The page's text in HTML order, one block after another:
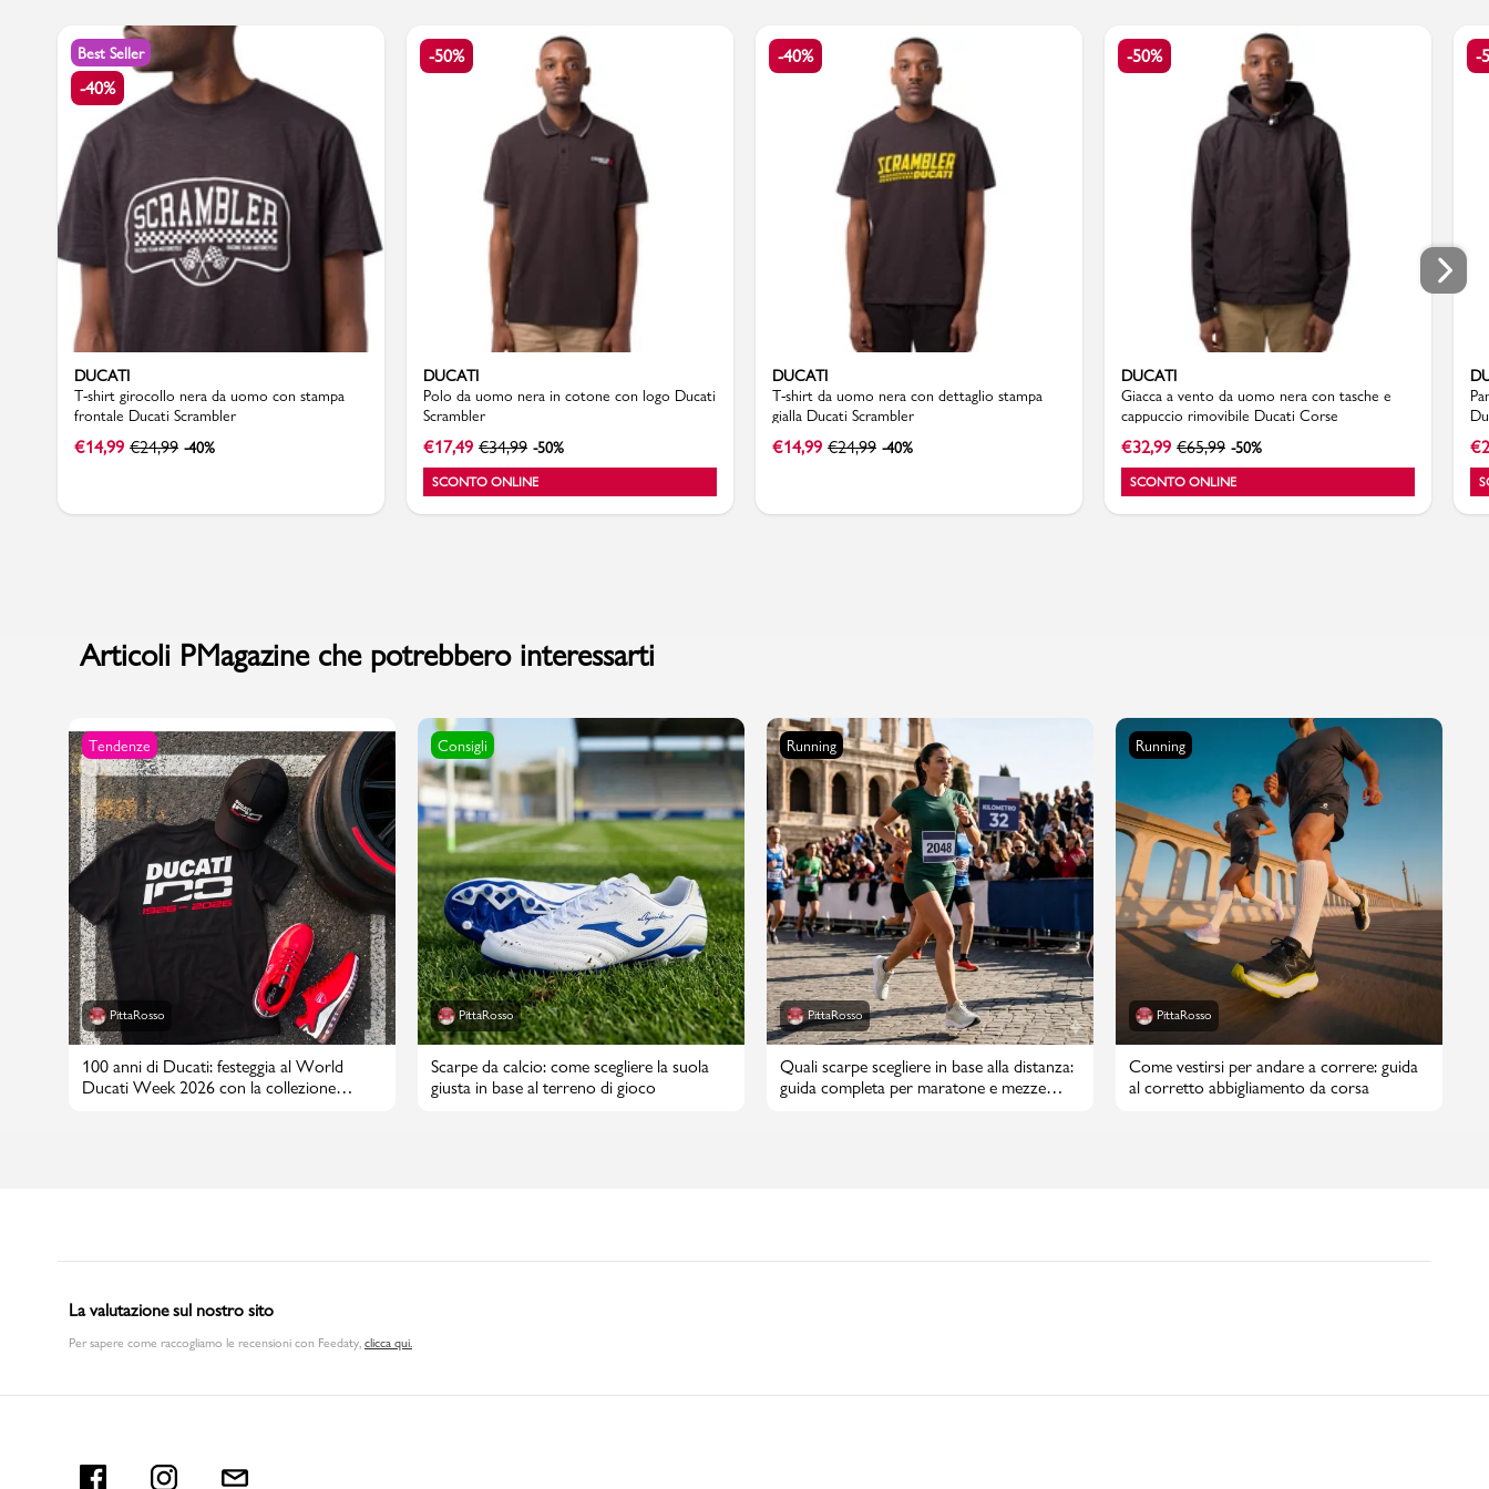
Accedi | Registrati
Promo & News
negozi
contatti
pcard
Gift card
Best Seller
-40%
DUCATI
T-shirt girocollo nera da uomo con stampa
frontale Ducati Scrambler
€14,99 €24,99 -40%
-50%
DUCATI
Polo da uomo nera in cotone con logo Ducati
Scrambler
€17,49 €34,99 -50%
SCONTO ONLINE
-40%
DUCATI
T-shirt da uomo nera con dettaglio stampa
gialla Ducati Scrambler
€14,99 €24,99 -40%
-50%
DUCATI
Giacca a vento da uomo nera con tasche e
cappuccio rimovibile Ducati Corse
€32,99 €65,99 -50%
SCONTO ONLINE
-
€
Articoli PMagazine che potrebbero interessarti
Tendenze
PittaRosso
100 anni di Ducati: festeggia al World
Ducati Week 2026 con la collezione
Consigli
PittaRosso
Scarpe da calcio: come scegliere la suola
giusta in base al terreno di gioco
Running
PittaRosso
Quali scarpe scegliere in base alla distanza:
guida completa per maratone e mezze
Running
PittaRosso
Come vestirsi per andare a correre: guida
al corretto abbigliamento da corsa
La valutazione sul nostro sito
Per sapere come raccogliamo le recensioni con Feedaty clicca qui.